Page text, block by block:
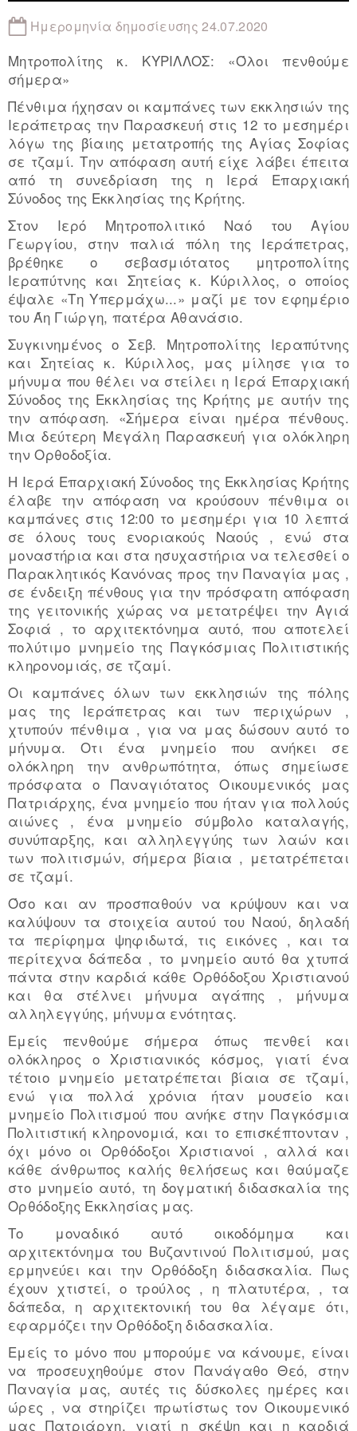
Ημερομηνία δημοσίευσης 24.07.2020
Μητροπολίτης κ. ΚΥΡΙΛΛΟΣ: «Όλοι πενθούμε
σήμερα»
Πένθιμα ήχησαν οι καμπάνες των εκκλησιών της
Ιεράπετρας την Παρασκευή στις 12 το μεσημέρι
λόγω της βίαιης μετατροπής της Αγίας Σοφίας
σε τζαμί. Την απόφαση αυτή είχε λάβει έπειτα
από τη συνεδρίαση της η Ιερά Επαρχιακή
Σύνοδος της Εκκλησίας της Κρήτης.
Στον Ιερό Μητροπολιτικό Ναό του Αγίου
Γεωργίου, στην παλιά πόλη της Ιεράπετρας,
βρέθηκε ο σεβασμιότατος μητροπολίτης
Ιεραπύτνης και Σητείας κ. Κύριλλος, ο οποίος
έψαλε «Τη Υπερμάχω...» μαζί με τον εφημέριο
του Άη Γιώργη, πατέρα Αθανάσιο.
Συγκινημένος ο Σεβ. Μητροπολίτης Ιεραπύτνης
και Σητείας κ. Κύριλλος, μας μίλησε για το
μήνυμα που θέλει να στείλει η Ιερά Επαρχιακή
Σύνοδος της Εκκλησίας της Κρήτης με αυτήν της
την απόφαση. «Σήμερα είναι ημέρα πένθους.
Μια δεύτερη Μεγάλη Παρασκευή για ολόκληρη
την Ορθοδοξία.
Η Ιερά Επαρχιακή Σύνοδος της Εκκλησίας Κρήτης
έλαβε την απόφαση να κρούσουν πένθιμα οι
καμπάνες στις 12:00 το μεσημέρι για 10 λεπτά
σε όλους τους ενοριακούς Ναούς , ενώ στα
μοναστήρια και στα ησυχαστήρια να τελεσθεί ο
Παρακλητικός Κανόνας προς την Παναγία μας ,
σε ένδειξη πένθους για την πρόσφατη απόφαση
της γειτονικής χώρας να μετατρέψει την Αγιά
Σοφιά , το αρχιτεκτόνημα αυτό, που αποτελεί
πολύτιμο μνημείο της Παγκόσμιας Πολιτιστικής
κληρονομιάς, σε τζαμί.
Οι καμπάνες όλων των εκκλησιών της πόλης
μας της Ιεράπετρας και των περιχώρων ,
χτυπούν πένθιμα , για να μας δώσουν αυτό το
μήνυμα. Οτι ένα μνημείο που ανήκει σε
ολόκληρη την ανθρωπότητα, όπως σημείωσε
πρόσφατα ο Παναγιότατος Οικουμενικός μας
Πατριάρχης, ένα μνημείο που ήταν για πολλούς
αιώνες , ένα μνημείο σύμβολο καταλαγής,
συνύπαρξης, και αλληλεγγύης των λαών και
των πολιτισμών, σήμερα βίαια , μετατρέπεται
σε τζαμί.
Όσο και αν προσπαθούν να κρύψουν και να
καλύψουν τα στοιχεία αυτού του Ναού, δηλαδή
τα περίφημα ψηφιδωτά, τις εικόνες , και τα
περίτεχνα δάπεδα , το μνημείο αυτό θα χτυπά
πάντα στην καρδιά κάθε Ορθόδοξου Χριστιανού
και θα στέλνει μήνυμα αγάπης , μήνυμα
αλληλεγγύης, μήνυμα ενότητας.
Εμείς πενθούμε σήμερα όπως πενθεί και
ολόκληρος ο Χριστιανικός κόσμος, γιατί ένα
τέτοιο μνημείο μετατρέπεται βίαια σε τζαμί,
ενώ για πολλά χρόνια ήταν μουσείο και
μνημείο Πολιτισμού που ανήκε στην Παγκόσμια
Πολιτιστική κληρονομιά, και το επισκέπτονταν ,
όχι μόνο οι Ορθόδοξοι Χριστιανοί , αλλά και
κάθε άνθρωπος καλής θελήσεως και θαύμαζε
στο μνημείο αυτό, τη δογματική διδασκαλία της
Ορθόδοξης Εκκλησίας μας.
Το μοναδικό αυτό οικοδόμημα και
αρχιτεκτόνημα του Βυζαντινού Πολιτισμού, μας
ερμηνεύει και την Ορθόδοξη διδασκαλία. Πως
έχουν χτιστεί, ο τρούλος , η πλατυτέρα, , τα
δάπεδα, η αρχιτεκτονική του θα λέγαμε ότι,
εφαρμόζει την Ορθόδοξη διδασκαλία.
Εμείς το μόνο που μπορούμε να κάνουμε, είναι
να προσευχηθούμε στον Πανάγαθο Θεό, στην
Παναγία μας, αυτές τις δύσκολες ημέρες και
ώρες , να στηρίζει πρωτίστως τον Οικουμενικό
μας Πατριάρχη, γιατί η σκέψη και η καρδιά